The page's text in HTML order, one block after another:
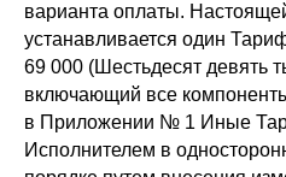
варианта оплаты.
устанавливается один
69 000 (Шестьдесят девять
включающий все
в Приложении № 1 Иные
Исполнителем в